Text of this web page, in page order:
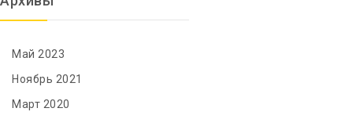
Май 2023
Ноябрь 2021
Март 2020